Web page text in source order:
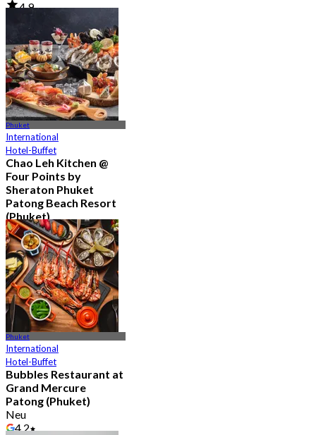
4.9
฿ 795
Phuket
International
Hotel-Buffet
Chao Leh Kitchen @
Four Points by
Sheraton Phuket
Patong Beach Resort
(Phuket)
5.0
82 Gebucht
Aus฿ 470
Phuket
International
Hotel-Buffet
Bubbles Restaurant at
Grand Mercure
Patong (Phuket)
Neu
4.2